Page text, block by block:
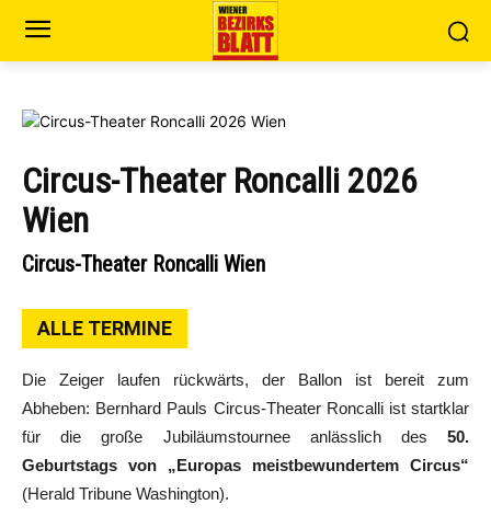
Circus-Theater Roncalli 2026
Wien
Circus-Theater Roncalli Wien
ALLE TERMINE
Die Zeiger laufen rückwärts, der Ballon ist bereit zum
Abheben: Bernhard Pauls Circus-Theater Roncalli ist startklar
für die große Jubiläumstournee anlässlich des 50.
Geburtstags von „Europas meistbewundertem Circus“
(Herald Tribune Washington).